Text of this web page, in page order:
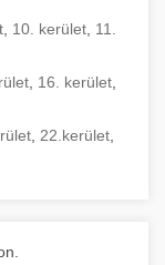
, 10. kerület, 11.
16. kerület
22.kerület